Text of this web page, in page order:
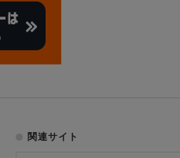
関連サイト